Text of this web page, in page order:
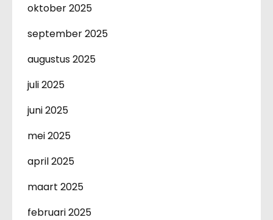
oktober 2025
september 2025
augustus 2025
juli 2025
juni 2025
mei 2025
april 2025
maart 2025
februari 2025